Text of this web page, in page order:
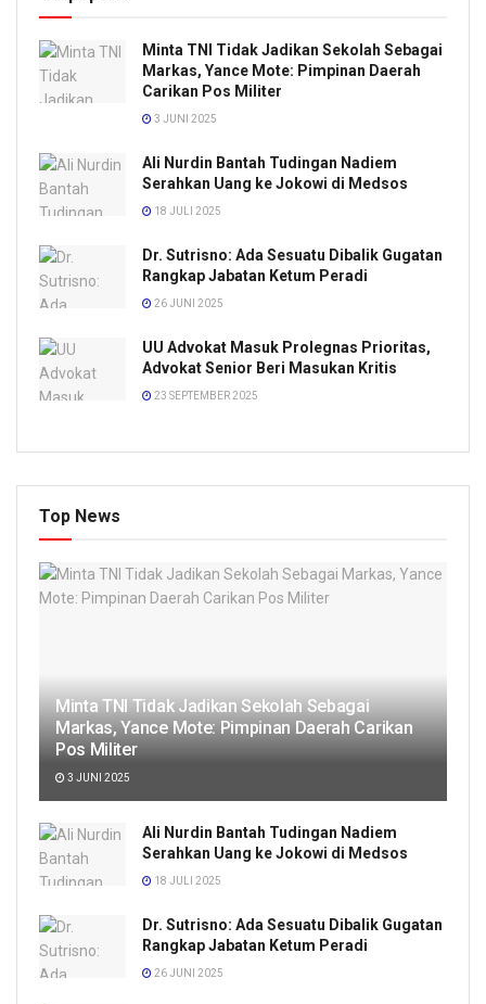
Minta TNI Tidak Jadikan Sekolah Sebagai
Markas, Yance Mote: Pimpinan Daerah
Carikan Pos Militer
3 JUNI 2025
Ali Nurdin Bantah Tudingan Nadiem
Serahkan Uang ke Jokowi di Medsos
18 JULI 2025
Dr. Sutrisno: Ada Sesuatu Dibalik Gugatan
Rangkap Jabatan Ketum Peradi
26 JUNI 2025
UU Advokat Masuk Prolegnas Prioritas,
Advokat Senior Beri Masukan Kritis
23 SEPTEMBER 2025
Top News
Minta TNI Tidak Jadikan Sekolah Sebagai
Markas, Yance Mote: Pimpinan Daerah Carikan
Pos Militer
3 JUNI 2025
Ali Nurdin Bantah Tudingan Nadiem
Serahkan Uang ke Jokowi di Medsos
18 JULI 2025
Dr. Sutrisno: Ada Sesuatu Dibalik Gugatan
Rangkap Jabatan Ketum Peradi
26 JUNI 2025